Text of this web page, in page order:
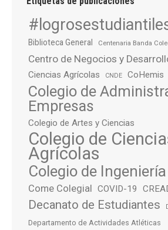
Biblioteca General Centenaria Banda
Centro de Negocios y
Ciencias Agrícolas CNDE CoHemis
Colegio de
Empresas
Colegio de Artes y Ciencias
Colegio de
Agrícolas
Colegio de Ingeniería
Come Colegial COVID-19
Decanato de Estudiantes
Departamento de Actividades Atléticas